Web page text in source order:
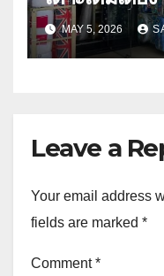
MAY 5, 2026
Leave a
Your email address
fields are marked *
Comment*